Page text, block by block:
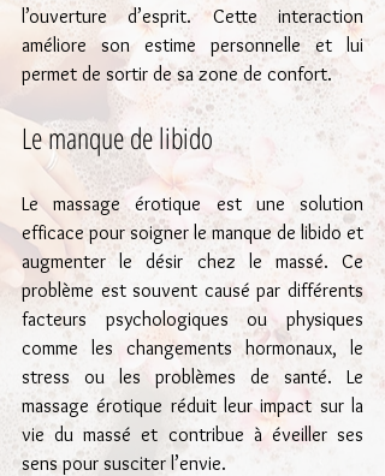
l’ouverture d’esprit. Cette interaction
améliore son estime personnelle et lui
permet de sortir de sa zone de confort.
Le manque de libido
Le massage érotique est une solution
efficace pour soigner le manque de libido et
augmenter le désir chez le massé. Ce
problème est souvent causé par différents
facteurs psychologiques ou physiques
comme les changements hormonaux, le
stress ou les problèmes de santé. Le
massage érotique réduit leur impact sur la
vie du massé et contribue à éveiller ses
sens pour susciter l’envie.